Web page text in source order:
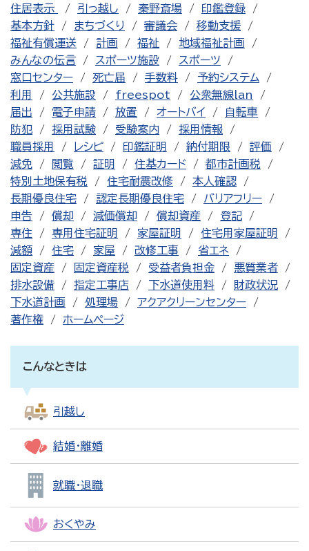
住居表示
引っ越し 秦野斎場
印鑑登録
基本方針
まちづくり 審議会
移動支援
福祉有償運送
計画 福祉
地域福祉計画
みんなの伝言
スポーツ施設
スポーツ
窓口センター
死亡届 手数料
予約システム
利用
公共施設 freespot
公衆無線lan
届出
電子申請 放置 オートバイ
自転車
防犯
採用試験 受験案内
採用情報
職員採用
レシピ 印鑑証明 納付期限
評価
減免
閲覧 証明 住基カード
都市計画税
特別土地保有税
住宅耐震改修
本人確認
長期優良住宅
認定長期優良住宅
バリアフリー
申告
償却 減価償却 償却資産
登記
専住
専用住宅証明 家屋証明
住宅用家屋証明
減額
住宅 家屋 改修工事
省エネ
固定資産
固定資産税 受益者負担金
悪質業者
排水設備
指定工事店 下水道使用料
財政状況
下水道計画
処理場
アクアクリーンセンター
著作権
ホームページ
こんなときは
引越し
結婚・離婚
就職・退職
おくやみ